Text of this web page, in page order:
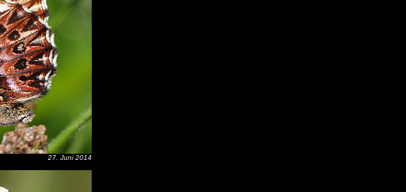
27. Juni 2014